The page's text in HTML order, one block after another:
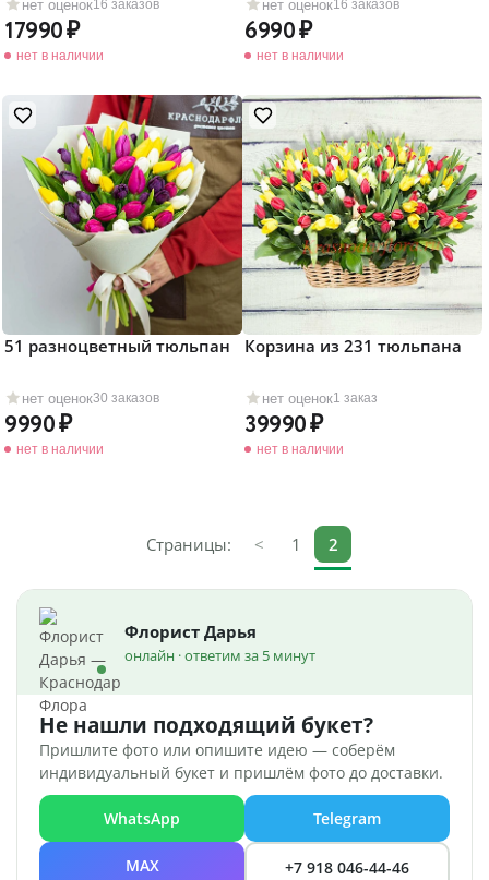
нет оценок16 заказов
17990
нет в наличии
нет оценок16 заказов
6990
нет в наличии
нет оценок30 заказов
51 разноцветный тюльпан
9990
нет в наличии
нет оценок1 заказ
Корзина из 231 тюльпана
39990
нет в наличии
Страницы: < 1 2
Флорист Дарья
онлайн · ответим за 5 минут
Не нашли подходящий букет?
Пришлите фото или опишите идею — соберём
индивидуальный букет и пришлём фото до доставки.
WhatsApp Telegram
MAX +7 918 046-44-46